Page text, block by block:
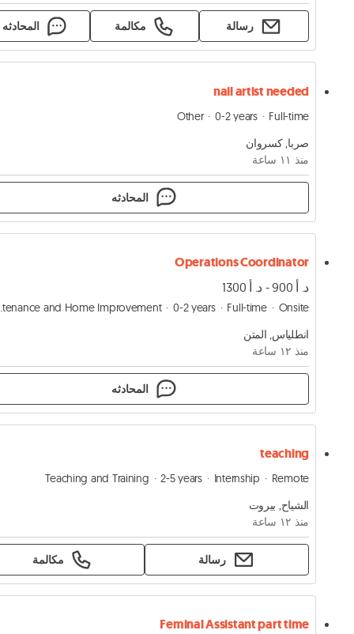
رسالة مكالمة المحادثه
nail artist needed
Other 0-2 years
Full-time
صربا, كسروان
منذ ١١ ساعة
المحادثه
Operations Coordinator
د. أ 900 - د. أ 1300
0-2 years Full-time
Onsite
انطلياس, المتن
منذ ١٢ ساعة
المحادثه
teaching
Teaching and Training 2-5 years Internship
Remote
الشياح, بيروت
منذ ١٢ ساعة
رسالة مكالمة
Feminal Assistant part time